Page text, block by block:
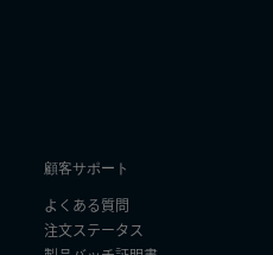
顧客サポート
よくある質問
注文ステータス